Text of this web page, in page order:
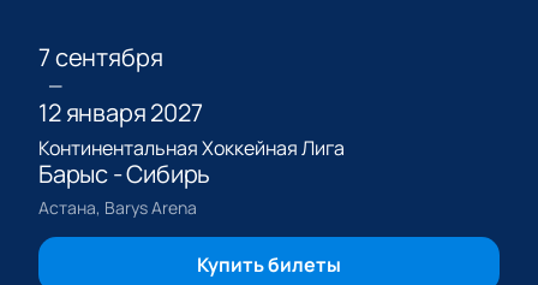
7 сентября
—
12 января 2027
Континентальная Хоккейная Лига
Барыс - Сибирь
Астана, Barys Arena
Купить билеты